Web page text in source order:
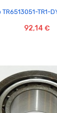

TR1-
92,14 €